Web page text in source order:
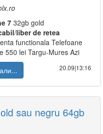
7 32gb gold
/liber de retea
functionala Telefoane
550 lei Targu-Mures Azi
20.09|13:16
sau negru 64gb